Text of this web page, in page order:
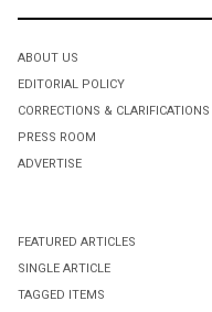
ABOUT US
EDITORIAL POLICY
CORRECTIONS & CLARIFICATIONS
PRESS ROOM
ADVERTISE
FEATURED ARTICLES
SINGLE ARTICLE
TAGGED ITEMS